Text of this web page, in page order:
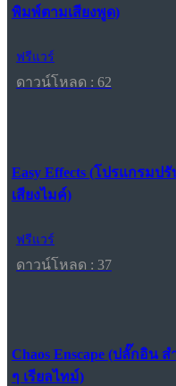
พิมพ์ตามเสียงพูด)
ฟรีแวร์
ดาวน์โหลด : 62
Easy Effects (โปรแกรมป
เสียงไมค์)
ฟรีแวร์
ดาวน์โหลด : 37
Chaos Enscape (ปลั๊กอิน
ๆ เรียลไทม์)